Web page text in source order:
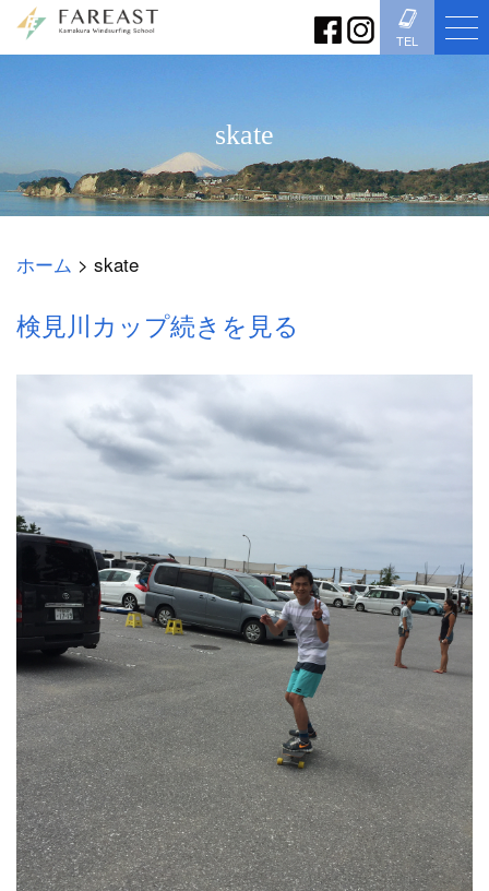
TEL
skate
ホーム > skate
検見川カップ続きを見る